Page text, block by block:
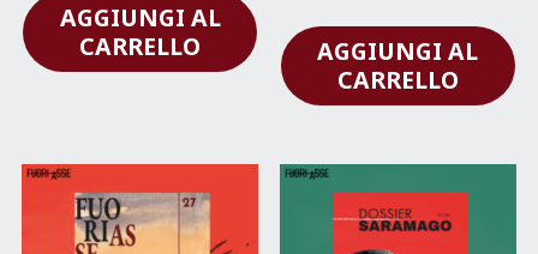
AGGIUNGI AL
CARRELLO
AGGIUNGI AL
CARRELLO